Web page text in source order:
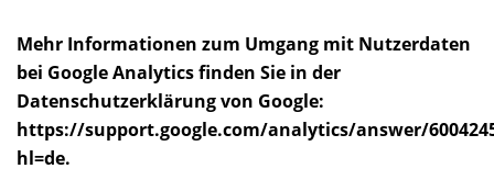
Mehr Informationen zum Umgang mit Nutzerdaten
bei Google Analytics finden Sie in der
Datenschutzerklärung von Google:
https://support.google.com/analytics/answer/
hl=de.